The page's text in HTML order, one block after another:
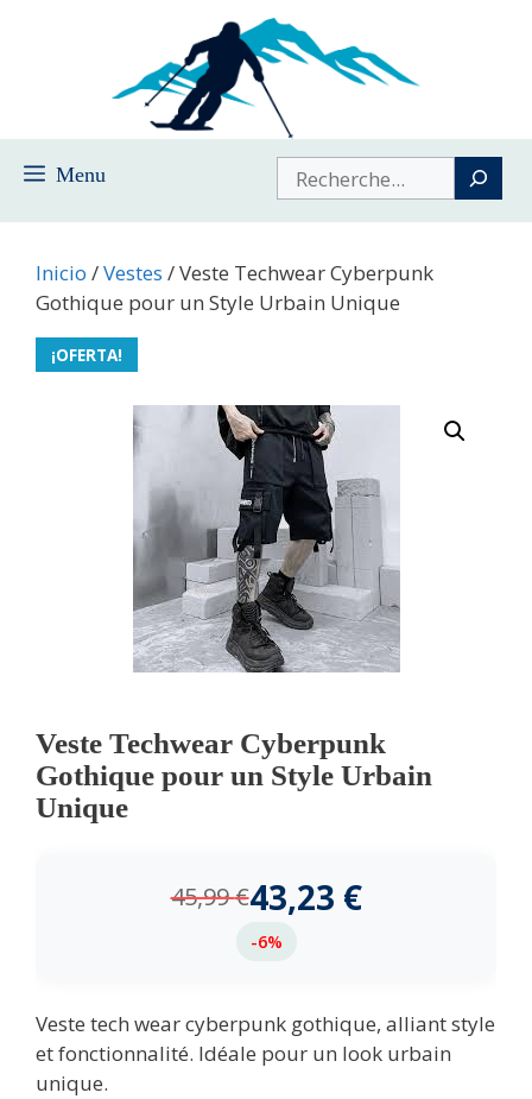
Menu Buscar
Inicio /Vestes / Veste Techwear Cyberpunk
Gothique pour un Style Urbain Unique
¡OFERTA!
Veste Techwear Cyberpunk
Gothique pour un Style Urbain
Unique
45,99€43,23 €
-6%
Veste tech wear cyberpunk gothique, alliant style
et fonctionnalité. Idéale pour un look urbain
unique.